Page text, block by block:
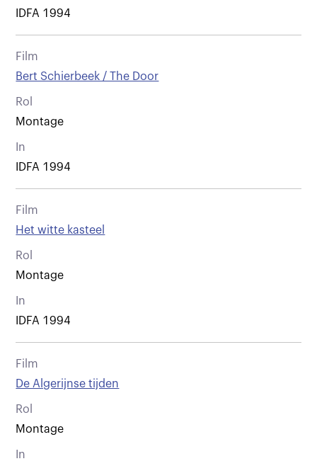
IDFA 1994
Film
Bert Schierbeek / The Door
Rol
Montage
In
IDFA 1994
Film
Het witte kasteel
Rol
Montage
In
IDFA 1994
Film
De Algerijnse tijden
Rol
Montage
In